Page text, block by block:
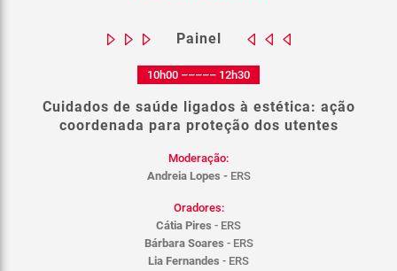
Painel
10h00 ––––– 12h30
Cuidados de saúde ligados à estética: ação
coordenada para proteção dos utentes
Moderação:
Andreia Lopes -ERS
Oradores:
Cátia Pires - ERS
Bárbara Soares - ERS
Lia Fernandes - ERS